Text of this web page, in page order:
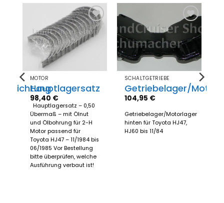
Zum
Merkzettel
hinzufügen
MOTOR
Hauptlagersatz
98,40 €
Hauptlagersatz – 0,50
Übermaß – mit Ölnut
und Ölbohrung für 2-H
Motor passend für
Toyota HJ47 – 11/1984 bis
06/1985 Vor Bestellung
bitte überprüfen, welche
Ausführung verbaut ist!
Zum
Merkzettel
hinzufügen
SCHALTGETRIEBE
Getriebelager/
104,95 €
Getriebelager/Motorlager
hinten für Toyota HJ47,
HJ60 bis 11/84